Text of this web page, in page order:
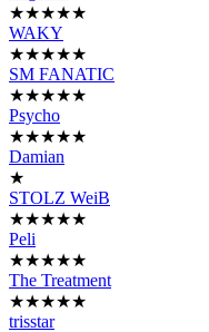
★★★★★
WAKY
★★★★★
SM FANATIC
★★★★★
Psycho
★★★★★
Damian
★
STOLZ WeiB
★★★★★
Peli
★★★★★
The Treatment
★★★★★
trisstar